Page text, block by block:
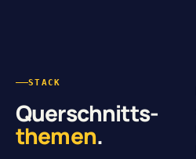
STACK
Querschnitts-
themen.